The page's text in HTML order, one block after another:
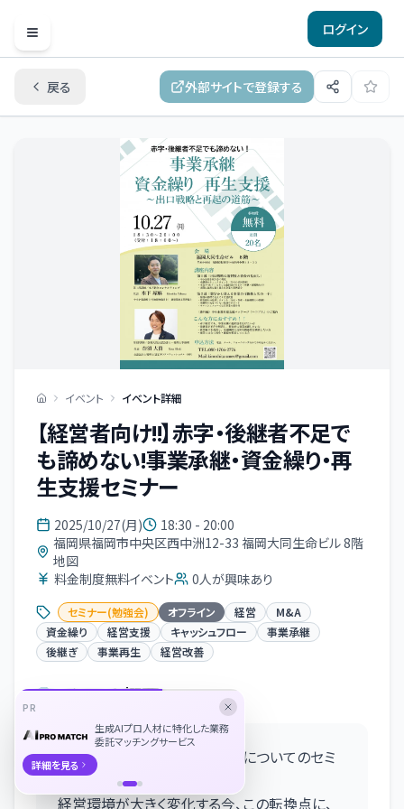
Open menu
ログイン
戻る 外部サイトで登録する
イベント イベント詳細
【経営者向け!!】赤字・後継者不足で
も諦めない!事業承継・資金繰り・再
生支援セミナー
2025/10/27(月)
18:30 - 20:00
福岡県福岡市中央区西中洲12-33 福岡大同生命ビル 8階
地図
料金制度無料イベント
0人が興味あり
セミナー(勉強会) オフライン 経営
M&A
資金繰り
経営支援 キャッシュフロー
事業承継
後継ぎ
事業再生 経営改善
イベント概要
事業承継・資金繰り・再生支援についてのセミ
ナーです。
経営環境が大きく変化する今、この転換点に、
PR
生成AIプロ人材に特化した業務
委託マッチングサービス
詳細を見る